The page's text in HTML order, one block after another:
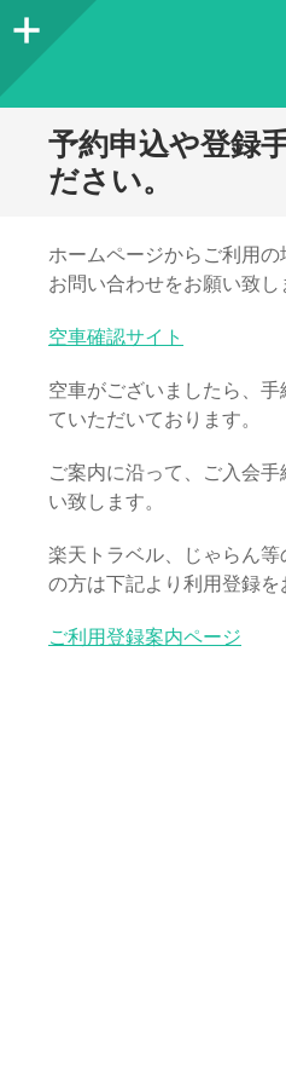
バ
予約申込や登録
ださい。
ホームページからご利用
お問い合わせをお願い致し
空車確認サイト
空車がございましたら、
ていただいております。
ご案内に沿って、ご入会
い致します。
楽天トラベル、じゃらん
の方は下記より利用登録を
ご利用登録案内ページ